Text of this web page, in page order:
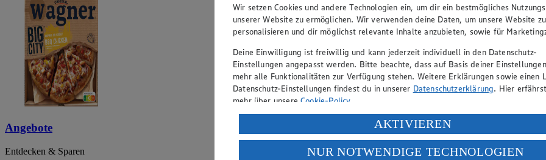
Angebote
Entdecken & Sparen
Wir setzen Cookies und andere Technologien ein, um dir ein bestmögliches
unserer Website zu ermöglichen. Wir verwenden deine Daten, um unsere Website zu
personalisieren und dir möglichst relevante Inhalte anzubieten, sowie für
Deine Einwilligung ist freiwillig und kann jederzeit individuell in den Datenschutz-
Einstellungen angepasst werden. Bitte beachte, dass auf Basis deiner
mehr alle Funktionalitäten zur Verfügung stehen. Weitere Erklärungen sowie einen
Datenschutz-Einstellungen findest du in unserer Datenschutzerklärung. Hier
mehr über unsereCookie-Policy.
Verarbeitung deiner personenbezogenen Daten in den USA durch Facebook und
Wenn du auf „Aktivieren“ klickst, willigst du im Sinne des Art. 49 Abs. 1 Satz 1 lit.
ein, dass deine Daten in den USA verarbeitet werden. Der EuGH sieht die USA als
AKTIVIEREN
NUR NOTWENDIGE TECHNOLOGIEN